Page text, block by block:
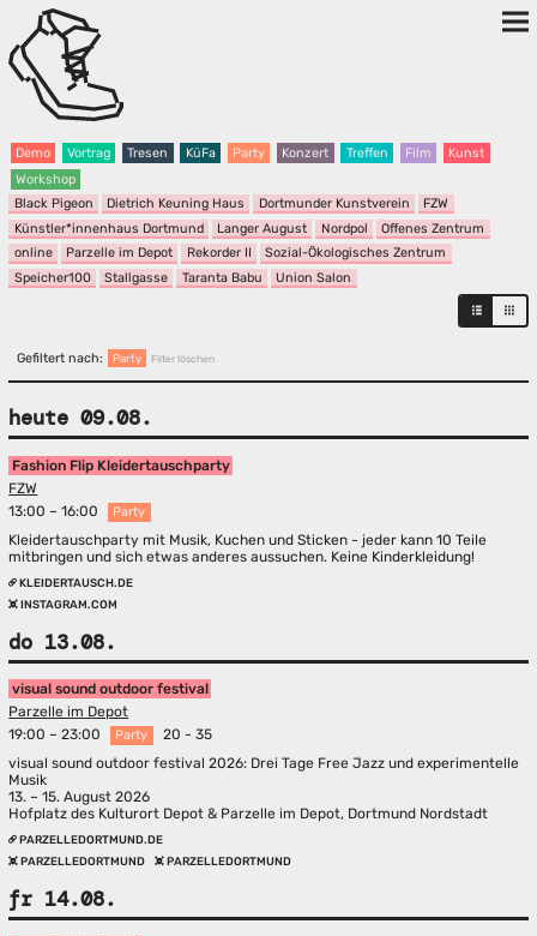
Demo Vortrag Tresen KüFa Party Konzert Treffen Film
Kunst
Workshop
Black Pigeon
Dietrich Keuning Haus Dortmunder Kunstverein
FZW
Künstler*innenhaus Dortmund
Langer August Nordpol
Offenes Zentrum
online
Parzelle im Depot Rekorder II
Sozial-Ökologisches Zentrum
Speicher100
Stallgasse Taranta Babu Union Salon
Gefiltert nach: Party Filter löschen
heute 09.08.
Fashion Flip Kleidertauschparty
FZW
13:00 – 16:00
Party
Kleidertauschparty mit Musik, Kuchen und Sticken - jeder kann 10 Teile
mitbringen und sich etwas anderes aussuchen. Keine Kinderkleidung!
KLEIDERTAUSCH.DE
INSTAGRAM.COM
do 13.08.
visual sound outdoor festival
Parzelle im Depot
19:00 – 23:00
Party
20 - 35
visual sound outdoor festival 2026: Drei Tage Free Jazz und experimentelle
Musik
13. – 15. August 2026
Hofplatz des Kulturort Depot & Parzelle im Depot, Dortmund Nordstadt
PARZELLEDORTMUND.DE
PARZELLEDORTMUND
PARZELLEDORTMUND
fr 14.08.